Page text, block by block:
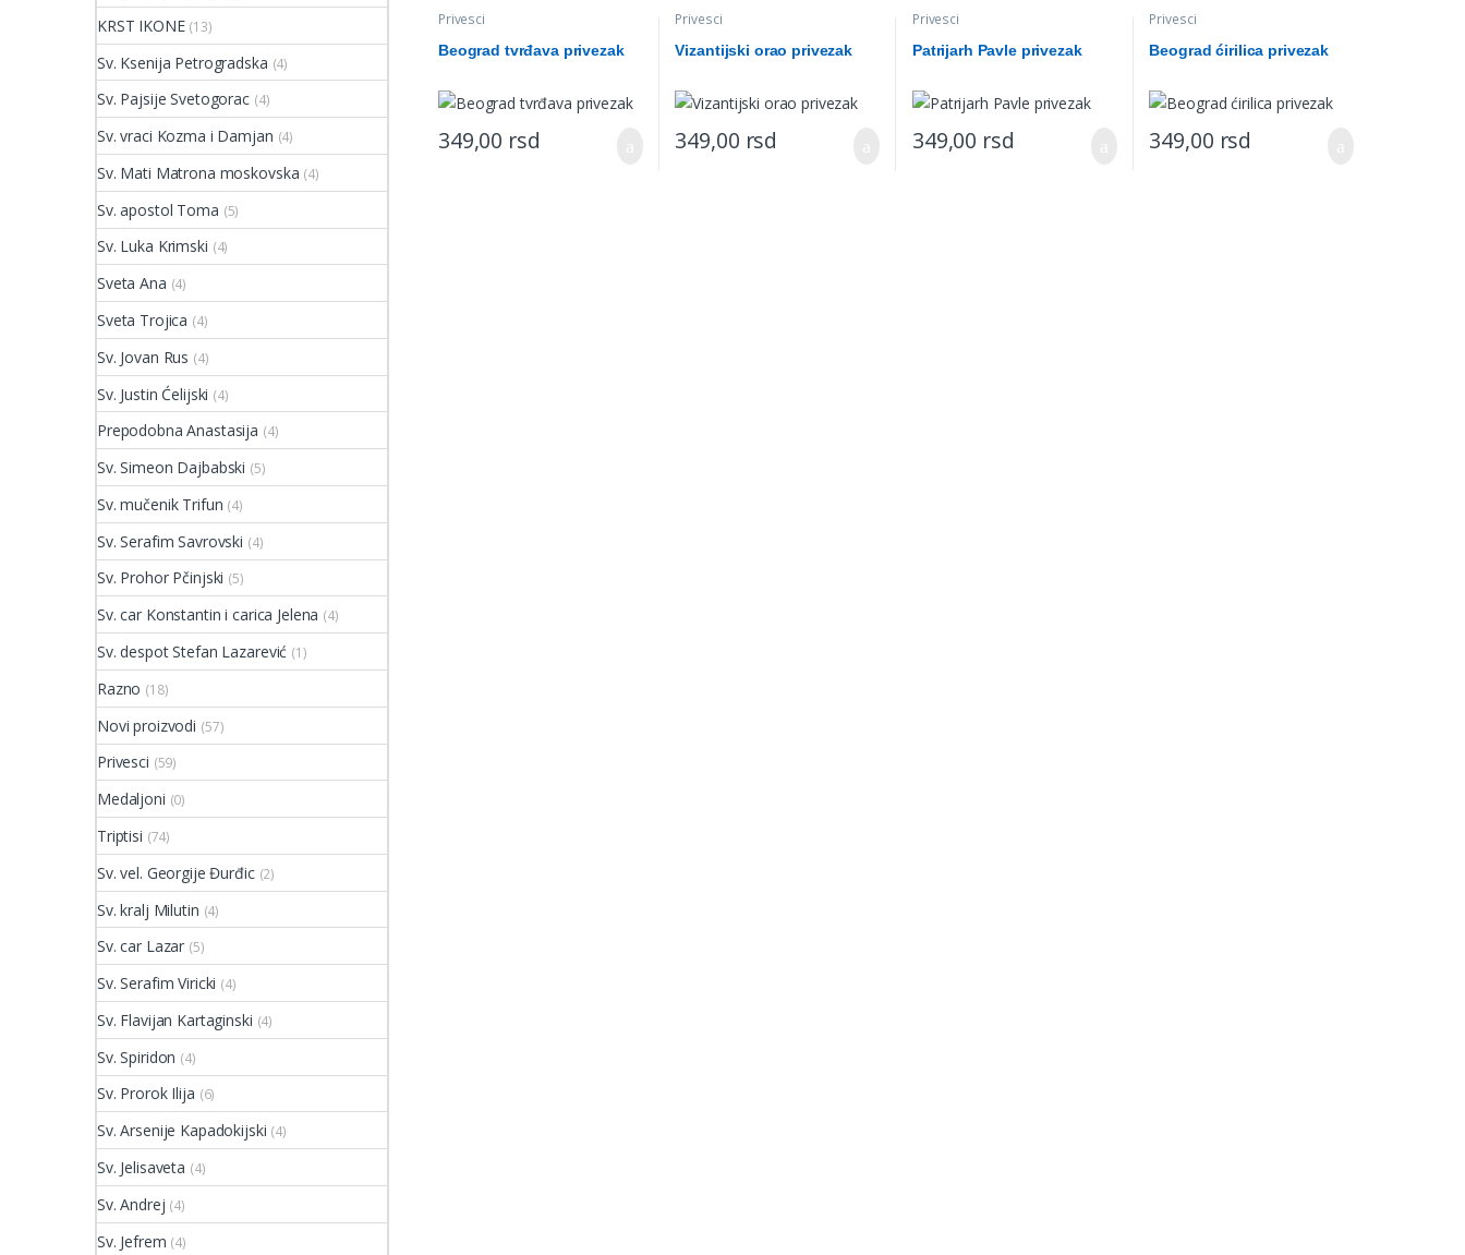
Privesci
Beograd tvrđava privezak
349,00 rsd
Privesci
Vizantijski orao privezak
349,00 rsd
Privesci
Patrijarh Pavle privezak
349,00 rsd
Privesci
Beograd ćirilica privezak
349,00 rsd
KRST IKONE (13)
Sv. Ksenija Petrogradska (4)
Sv. Pajsije Svetogorac (4)
Sv. vraci Kozma i Damjan (4)
Sv. Mati Matrona moskovska (4)
Sv. apostol Toma (5)
Sv. Luka Krimski (4)
Sveta Ana (4)
Sveta Trojica (4)
Sv. Jovan Rus (4)
Sv. Justin Ćelijski (4)
Prepodobna Anastasija (4)
Sv. Simeon Dajbabski (5)
Sv. mučenik Trifun (4)
Sv. Serafim Savrovski (4)
Sv. Prohor Pčinjski (5)
Sv. car Konstantin i carica Jelena (4)
Sv. despot Stefan Lazarević (1)
Razno (18)
Novi proizvodi (57)
Privesci (59)
Medaljoni (0)
Triptisi (74)
Sv. vel. Georgije Đurđic (2)
Sv. kralj Milutin (4)
Sv. car Lazar (5)
Sv. Serafim Viricki (4)
Sv. Flavijan Kartaginski (4)
Sv. Spiridon (4)
Sv. Prorok Ilija (6)
Sv. Arsenije Kapadokijski (4)
Sv. Jelisaveta (4)
Sv. Andrej (4)
Sv. Jefrem (4)